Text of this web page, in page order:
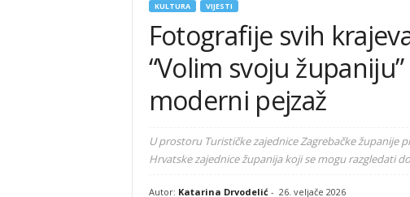
KULTURA VIJESTI
Fotografije svih
“Volim svoju
moderni pejzaž
U prostoru Turističke zajednice Zagrebačke županije
Hrvatske zajednice županija koji se mogu razgledati
Autor: Katarina Drvodelić- 26. veljače 2026